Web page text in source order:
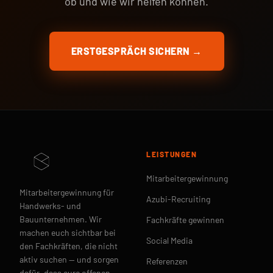
ERSTGESPRÄCH SICHERN →
Mitarbeitergewinnung für
Handwerks- und
Bauunternehmen. Wir
machen euch sichtbar bei
den Fachkräften, die nicht
aktiv suchen — und sorgen
LEISTUNGEN
Mitarbeitergewinnung
Azubi-Recruiting
Fachkräfte gewinnen
Social Media
Referenzen